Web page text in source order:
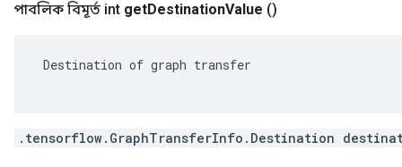
পাবলিক বিমূর্ত int getDestinationValue ()
Destination of graph transfer
.tensorflow.GraphTransferInfo.Destination